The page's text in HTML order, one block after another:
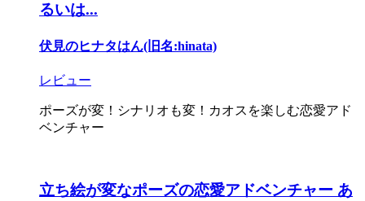
るいは...
伏見のヒナタはん(旧名:hinata)
レビュー
ポーズが変！シナリオも変！カオスを楽しむ恋愛アド
ベンチャー
立ち絵が変なポーズの恋愛アドベンチャー あ